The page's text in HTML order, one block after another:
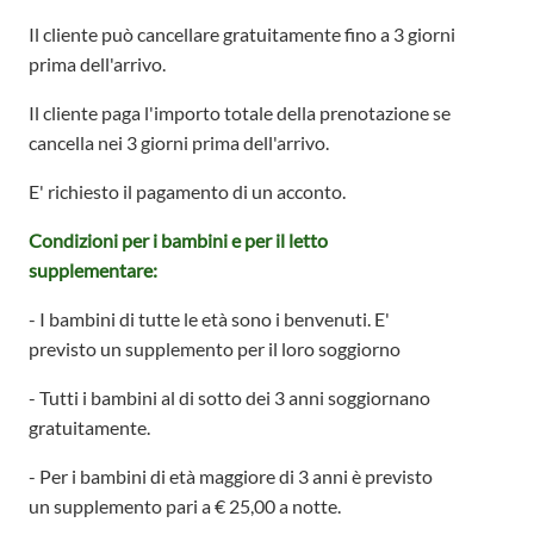
Il cliente può cancellare gratuitamente fino a 3 giorni
prima dell'arrivo.
Il cliente paga l'importo totale della prenotazione se
cancella nei 3 giorni prima dell'arrivo.
E' richiesto il pagamento di un acconto.
Condizioni per i bambini e per il letto
supplementare:
- I bambini di tutte le età sono i benvenuti. E'
previsto un supplemento per il loro soggiorno
- Tutti i bambini al di sotto dei 3 anni soggiornano
gratuitamente.
- Per i bambini di età maggiore di 3 anni è previsto
un supplemento pari a € 25,00 a notte.